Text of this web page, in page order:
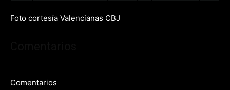
Foto cortesía Valencianas CBJ
Comentarios